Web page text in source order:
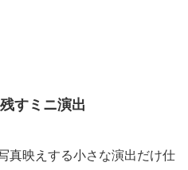
すミニ演出
真映えする小さな演出だけ仕